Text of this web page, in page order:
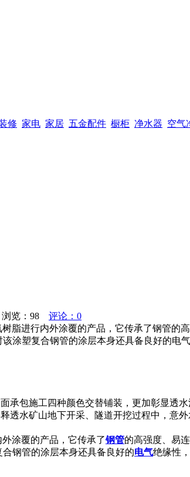
修 家电 家居 五金配件 橱柜 净水器 空气
览： 98
评论：0
脂进行内外涂覆的产品，它传承了钢管的
涂塑复合钢管的涂层本身还具备良好的电
包施工四种颜色交替铺装，更加彰显透
水矿山地下开采、隧道开挖过程中，意
涂覆的产品，它传承了钢管的高强度、易
钢管的涂层本身还具备良好的电气绝缘性